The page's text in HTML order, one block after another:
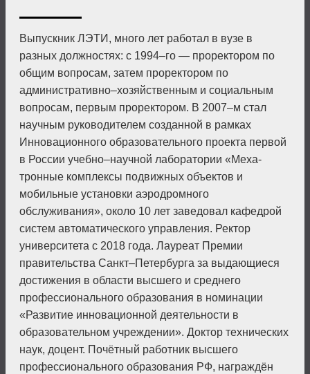
Выпускник ЛЭТИ, много лет работал в вузе в
разных должностях: с 1994–го — проректором по
общим вопросам, затем проректором по
административно–хозяй­ственным и социальным
вопросам, первым проректором. В 2007–м стал
научным руководителем созданной в рамках
Инновационного образовательного проекта первой
в России учебно–научной лаборатории «Меха­
тронные комплексы подвижных объектов и
мобильные установки аэродромного
обслуживания», около 10 лет заведовал кафедрой
систем автоматического управления. Ректор
университета с 2018 года. Лауреат Премии
правительства Санкт–Петербурга за выдающиеся
достижения в области высшего и среднего
профессионального образования в номинации
«Развитие инновационной деятельности в
образовательном учреждении». Доктор технических
наук, доцент. Почётный работник высше­го
профессионального об­разования РФ, награждён